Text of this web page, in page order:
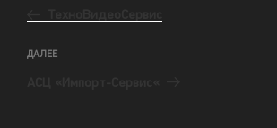
ДАЛЕЕ